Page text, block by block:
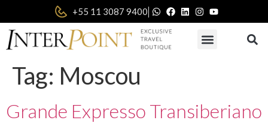
+55 11 3087 9400|
Tag: Moscou
Grande Expresso Transiberiano